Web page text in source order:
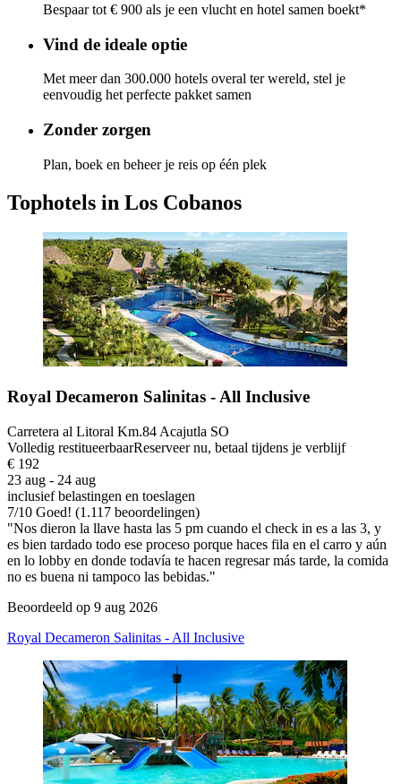
Bespaar tot € 900 als je een vlucht en hotel samen boekt*
Vind de ideale optie
Met meer dan 300.000 hotels overal ter wereld, stel je
eenvoudig het perfecte pakket samen
Zonder zorgen
Plan, boek en beheer je reis op één plek
Tophotels in Los Cobanos
Royal Decameron Salinitas - All Inclusive
Carretera al Litoral Km.84 Acajutla SO
Volledig restitueerbaarReserveer nu, betaal tijdens je verblijf
€ 192
23 aug - 24 aug
inclusief belastingen en toeslagen
7/10 Goed! (1.117 beoordelingen)
"Nos dieron la llave hasta las 5 pm cuando el check in es a las 3, y
es bien tardado todo ese proceso porque haces fila en el carro y aún
en lo lobby en donde todavía te hacen regresar más tarde, la comida
no es buena ni tampoco las bebidas."
Beoordeeld op 9 aug 2026
Royal Decameron Salinitas - All Inclusive